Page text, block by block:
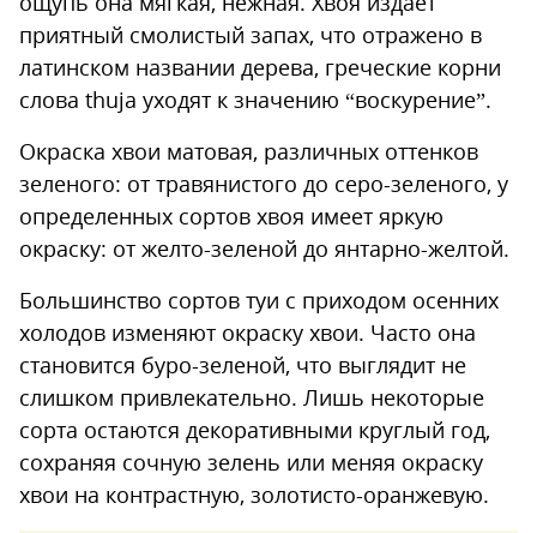
приятный смолистый запах, что отражено в
латинском названии дерева, греческие корни
слова thuja уходят к значению “воскурение”.
Окраска хвои матовая, различных оттенков
зеленого: от травянистого до серо-зеленого, у
определенных сортов хвоя имеет яркую
окраску: от желто-зеленой до янтарно-желтой.
Большинство сортов туи с приходом осенних
холодов изменяют окраску хвои. Часто она
становится буро-зеленой, что выглядит не
слишком привлекательно. Лишь некоторые
сорта остаются декоративными круглый год,
сохраняя сочную зелень или меняя окраску
хвои на контрастную, золотисто-оранжевую.